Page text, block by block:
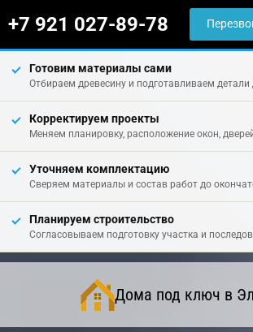
+7 921 027-89-78
Готовим материалы сами
Отбираем древесину и подготавливаем
Корректируем проекты
Меняем планировку, расположение окон,
Уточняем комплектацию
Сверяем материалы и состав работ до
Планируем строительство
Согласовываем подготовку участка и
Дома под ключ в